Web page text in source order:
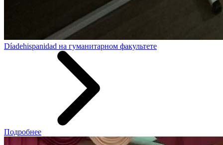
Díadehispanidad на гуманитарном факультете
Подробнее